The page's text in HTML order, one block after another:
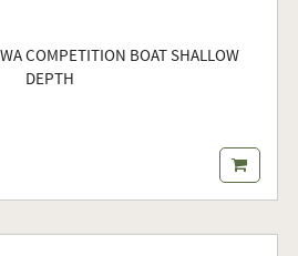
COMPETITION BOAT SHALLOW
DEPTH